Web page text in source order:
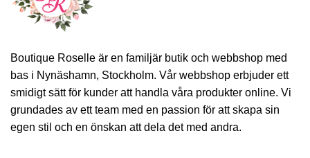
Boutique Roselle är en familjär butik och webbshop med
bas i Nynäshamn, Stockholm. Vår webbshop erbjuder ett
smidigt sätt för kunder att handla våra produkter online. Vi
grundades av ett team med en passion för att skapa sin
egen stil och en önskan att dela det med andra.